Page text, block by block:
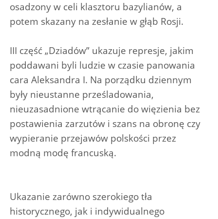
osadzony w celi klasztoru bazylianów, a
potem skazany na zesłanie w głąb Rosji.
III część „Dziadów” ukazuje represje, jakim
poddawani byli ludzie w czasie panowania
cara Aleksandra I. Na porządku dziennym
były nieustanne prześladowania,
nieuzasadnione wtrącanie do więzienia bez
postawienia zarzutów i szans na obronę czy
wypieranie przejawów polskości przez
modną modę francuską.
Ukazanie zarówno szerokiego tła
historycznego, jak i indywidualnego